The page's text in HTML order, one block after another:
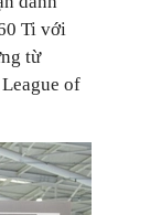
Ti với
từ
of